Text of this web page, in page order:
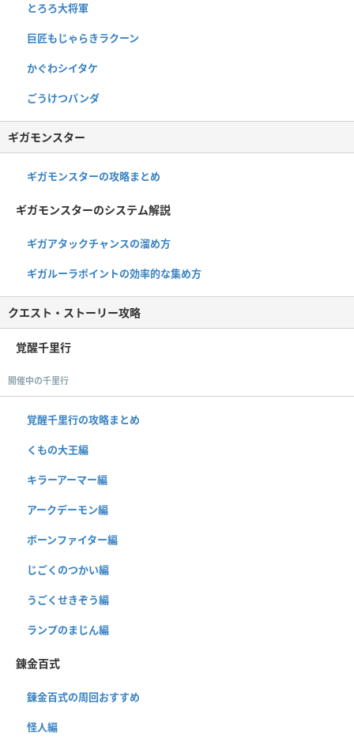
とろろ大将軍
巨匠もじゃらきラクーン
かぐわシイタケ
ごうけつパンダ
ギガモンスター
ギガモンスターの攻略まとめ
ギガモンスターのシステム解説
ギガアタックチャンスの溜め方
ギガルーラポイントの効率的な集め方
クエスト・ストーリー攻略
覚醒千里行
開催中の千里行
覚醒千里行の攻略まとめ
くもの大王編
キラーアーマー編
アークデーモン編
ボーンファイター編
じごくのつかい編
うごくせきぞう編
ランプのまじん編
錬金百式
錬金百式の周回おすすめ
怪人編